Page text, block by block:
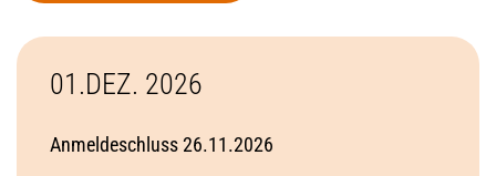
01.DEZ. 2026
Anmeldeschluss 26.11.2026